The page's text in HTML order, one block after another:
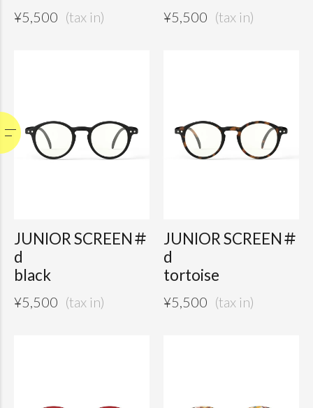
¥5,500 ¥5,500
JUNIOR SCREEN＃
d
black
¥5,500
JUNIOR SCREEN＃
d
tortoise
¥5,500